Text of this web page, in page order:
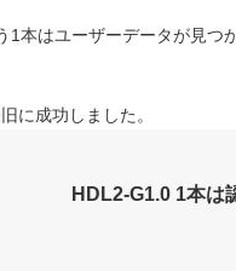
本はユーザーデータが見つ
に成功しました。
HDL2-G1.0 1本は